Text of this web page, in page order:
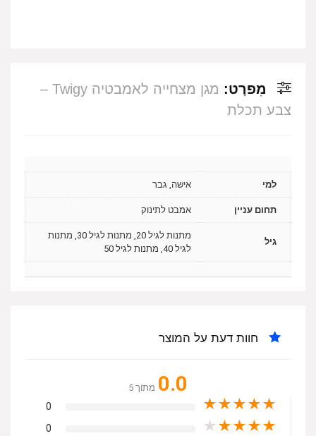
מִפרָט:
מגן מצחייה לאמבטיה Twigy –
צבע תכלת
למי אישה, גבר
תחום עניין אמבט לתינוק
גיל
מתנות לגיל 20, מתנות לגיל 30, מתנות
לגיל 40, מתנות לגיל 50
חוות דעת על המוצר
0.0 מִתוֹך 5
★
★
★
★
★
0
★
★
★
★
★
0